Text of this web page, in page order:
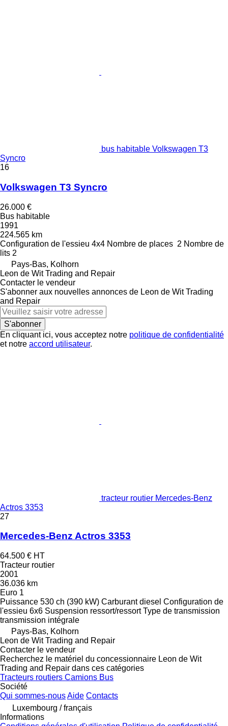
bus habitable Volkswagen T3
Syncro
16
Volkswagen T3 Syncro
26.000 €
Bus habitable
1991
224.565 km
Configuration de l'essieu 4x4 Nombre de places 2 Nombre de
lits 2
Pays-Bas, Kolhorn
Leon de Wit Trading and Repair
Contacter le vendeur
S'abonner aux nouvelles annonces de Leon de Wit Trading
and Repair
S'abonner
En cliquant ici, vous acceptez notre politique de confidentialité
et notre accord utilisateur.
tracteur routier Mercedes-Benz
Actros 3353
27
Mercedes-Benz Actros 3353
64.500 € HT
Tracteur routier
2001
36.036 km
Euro 1
Puissance 530 ch (390 kW) Carburant diesel Configuration de
l'essieu 6x6 Suspension ressort/ressort Type de transmission
transmission intégrale
Pays-Bas, Kolhorn
Leon de Wit Trading and Repair
Contacter le vendeur
Recherchez le matériel du concessionnaire Leon de Wit
Trading and Repair dans ces catégories
Tracteurs routiers Camions Bus
Société
Qui sommes-nousAide Contacts
Luxembourg / français
Informations